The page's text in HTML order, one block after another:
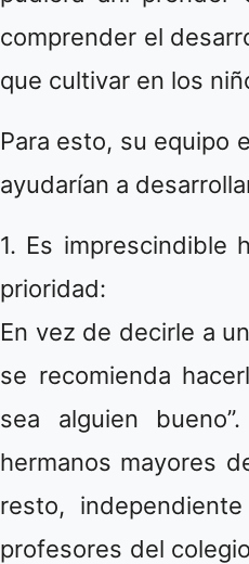
comprender el
que cultivar en los
Para esto, su equipo
ayudarían a
1. Es imprescindible
prioridad:
En vez de decirle a
se recomienda
sea alguien
hermanos mayores
resto,
profesores del